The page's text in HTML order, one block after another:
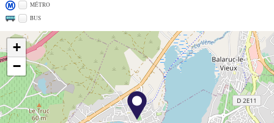
MÉTRO
BUS
+
−